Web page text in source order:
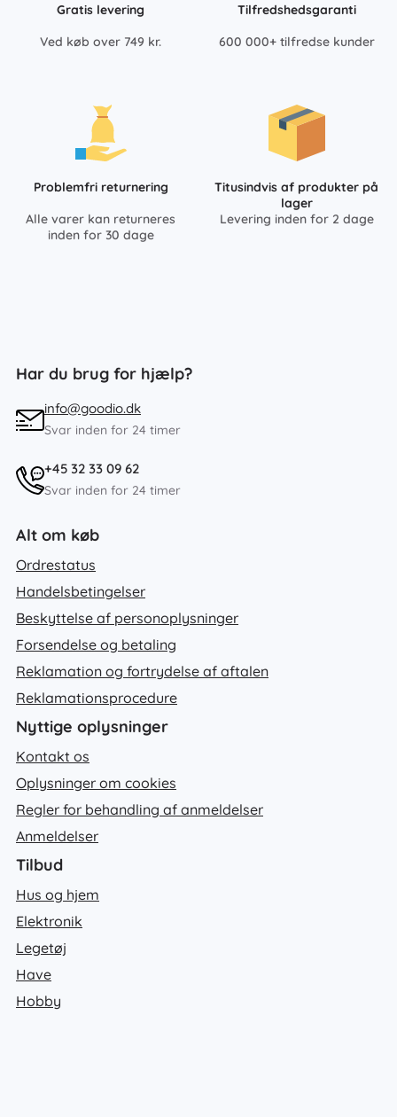
Gratis levering
Ved køb over 749 kr.
Tilfredshedsgaranti
600 000+ tilfredse kunder
Problemfri returnering
Alle varer kan returneres
inden for 30 dage
Titusindvis af produkter på
lager
Levering inden for 2 dage
Har du brug for hjælp?
info@goodio.dk
Svar inden for 24 timer
+45 32 33 09 62
Svar inden for 24 timer
Alt om køb
Ordrestatus
Handelsbetingelser
Beskyttelse af personoplysninger
Forsendelse og betaling
Reklamation og fortrydelse af aftalen
Reklamationsprocedure
Nyttige oplysninger
Kontakt os
Oplysninger om cookies
Regler for behandling af anmeldelser
Anmeldelser
Tilbud
Hus og hjem
Elektronik
Legetøj
Have
Hobby